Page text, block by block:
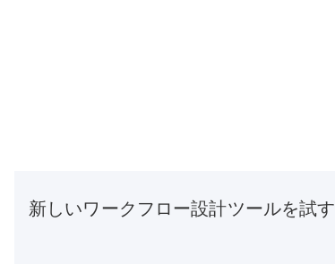
新しいワークフロー設計ツールを試す